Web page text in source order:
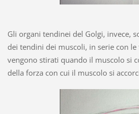
Gli organi tendinei del Golgi, invece,
dei tendini dei muscoli, in serie con
vengono stirati quando il muscolo si
della forza con cui il muscolo si